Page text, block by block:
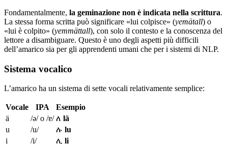
Fondamentalmente, la geminazione non è indicata nella scrittura.
La stessa forma scritta può significare «lui colpisce» (yemätall) o
«lui è colpito» (yemmättall), con solo il contesto e la conoscenza del
lettore a disambiguare. Questo è uno degli aspetti più difficili
dell’amarico sia per gli apprendenti umani che per i sistemi di NLP.
Sistema vocalico
L’amarico ha un sistema di sette vocali relativamente semplice:
Vocale IPA
Esempio
ä
/ə/ o /ɐ/ ለ lä
u
/u/ ሉ lu
i
/i/ ሊ li